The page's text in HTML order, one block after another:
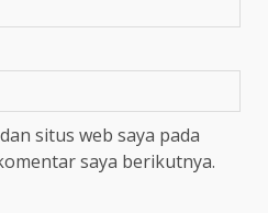
situs web saya pada
saya berikutnya.